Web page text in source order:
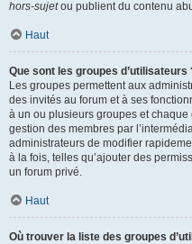
hors-sujetou publient du contenu
Haut
Que sont les groupes d’utilisateurs
Les groupes permettent aux
des invités au forum et à ses
à un ou plusieurs groupes et
gestion des membres par
administrateurs de modifier
à la fois, telles qu’ajouter des
un forum privé.
Haut
Où trouver la liste des groupes